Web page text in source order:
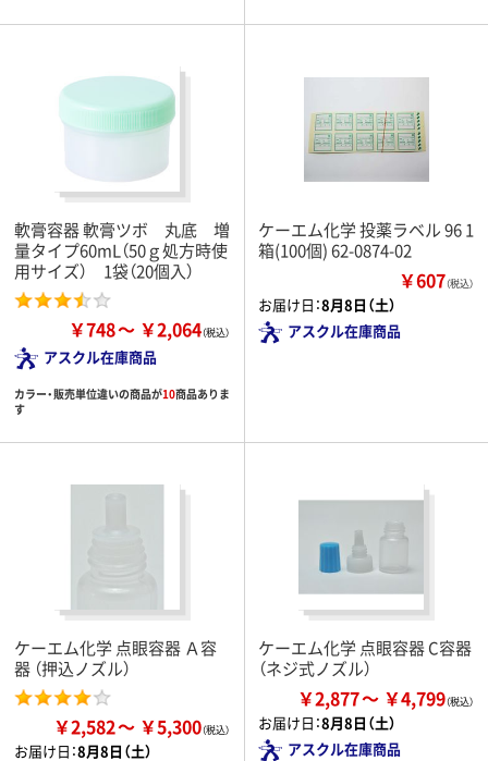
軟膏容器 軟膏ツボ 丸底 増
量タイプ60mL（50ｇ処方時使
用サイズ） 1袋（20個入）
￥748 ￥2,064
アスクル在庫商品
カラー・販売単位違いの商品が10商品ありま
す
ケーエム化学 投薬ラベル 96 1
箱(100個) 62-0874-02
￥607（税込）
お届け日：8月8日（土）
アスクル在庫商品
ケーエム化学 点眼容器 Ａ容
器 （押込ノズル）
￥2,582 ￥5,300
お届け日：8月8日（土）
ケーエム化学 点眼容器 C容器
（ネジ式ノズル）
￥2,877 ￥4,799
お届け日：8月8日（土）
アスクル在庫商品